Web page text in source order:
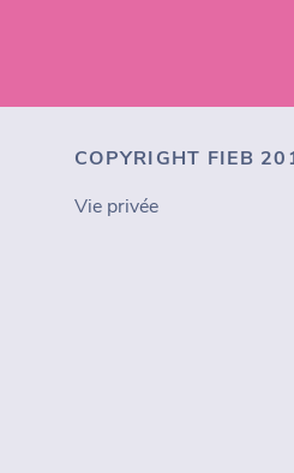
COPYRIGHT FIEB
Vie privée